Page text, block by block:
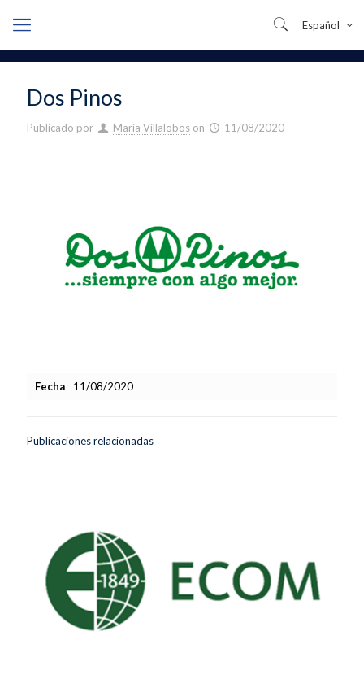
Español
Dos Pinos
Publicado por María Villalobos on 11/08/2020
Fecha 11/08/2020
Publicaciones relacionadas